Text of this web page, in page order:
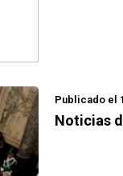
Publicado el
Noticias